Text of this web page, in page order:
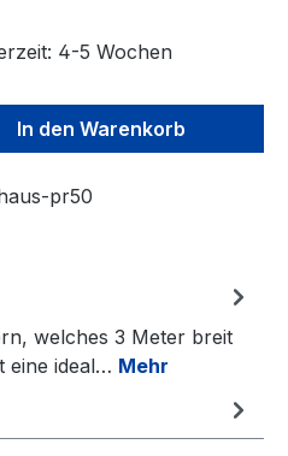
4-5 Wochen
den
In den Warenkorb
pr50
welches 3 Meter breit
eine ideal… Mehr